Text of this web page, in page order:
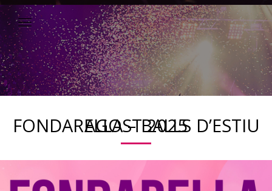
FONDARELLA – BALLS D’ESTIU AGOST 2025